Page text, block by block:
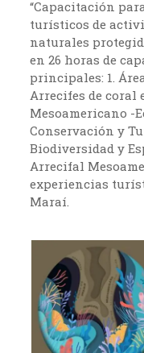
“Capacitación
turísticos de
naturales
en 26 horas de
principales: 1.
Arrecifes de coral
Mesoamericano -
Conservación y
Biodiversidad y
Arrecifal
experiencias
Maraí.